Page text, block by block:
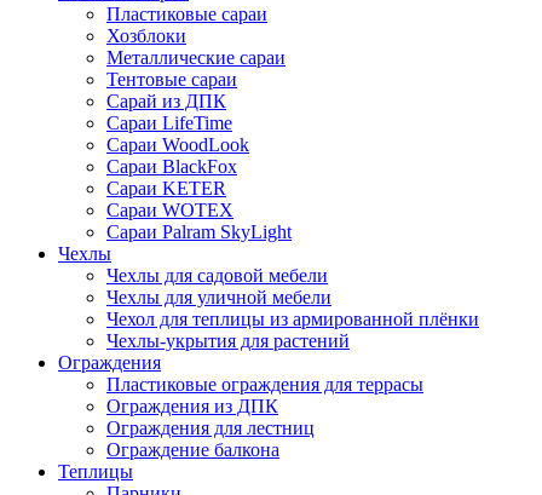
Пластиковые сараи
Хозблоки
Металлические сараи
Тентовые сараи
Сарай из ДПК
Cараи LifeTime
Cараи WoodLook
Сараи BlackFox
Сараи KETER
Сараи WOTEX
Сараи Palram SkyLight
Чехлы
Чехлы для садовой мебели
Чехлы для уличной мебели
Чехол для теплицы из армированной плёнки
Чехлы-укрытия для растений
Ограждения
Пластиковые ограждения для террасы
Ограждения из ДПК
Ограждения для лестниц
Ограждение балкона
Теплицы